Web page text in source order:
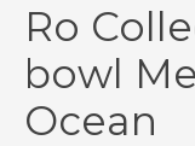
Ro
bowl
Ocean